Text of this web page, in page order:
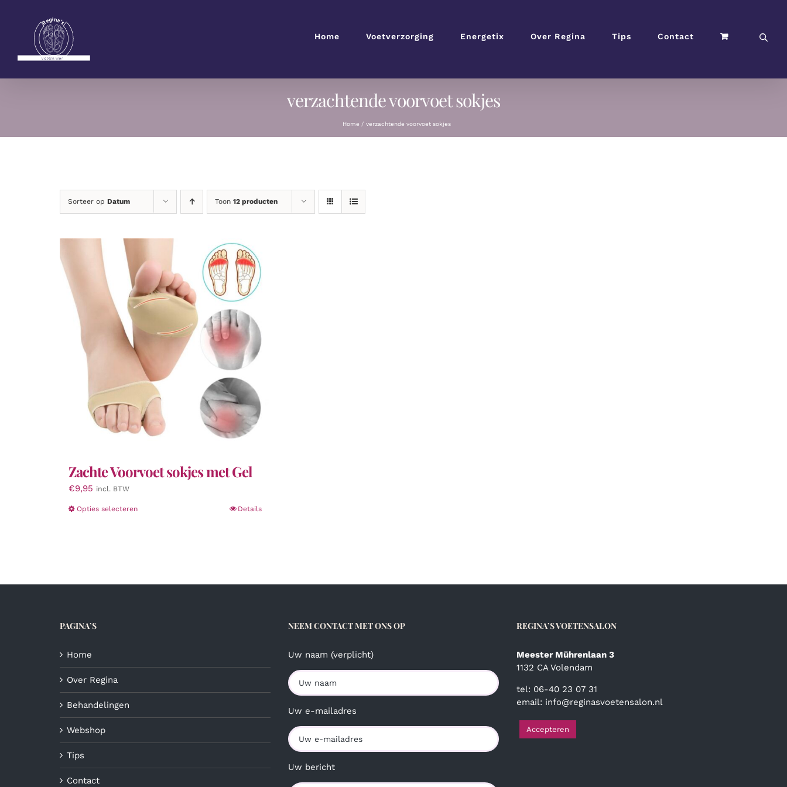
Home Voetverzorging Energetix Over Regina Tips Contact
verzachtende voorvoet sokjes
Home verzachtende voorvoet sokjes
Sorteer op Datum Toon 12 producten
Zachte Voorvoet sokjes met Gel
€9,95 incl. BTW
Opties selecterenDit
optie
Details
PAGINA’S
Home
Over Regina
Behandelingen
Webshop
Tips
Contact
NEEM CONTACT MET ONS OP
Uw naam (verplicht)
Uw e-mailadres
Uw bericht
REGINA’S VOETENSALON
Meester Mührenlaan 3
1132 CA Volendam
tel: 06-40 23 07 31
email: info@reginasvoetensalon.nl
Accepteren